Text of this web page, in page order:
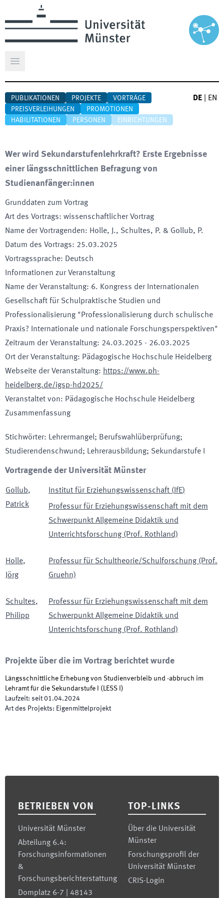
Hauptmenü öffnen
PUBLIKATIONEN PROJEKTE
VORTRÄGE
PREISVERLEIHUNGEN
PROMOTIONEN
HABILITATIONEN
PERSONEN EINRICHTUNGEN
DE EN
Wer wird Sekundarstufenlehrkraft? Erste Ergebnisse
einer längsschnittlichen Befragung von
Studienanfänger:innen
Grunddaten zum Vortrag
Art des Vortrags: wissenschaftlicher Vortrag
Name der Vortragenden: Holle, J., Schultes, P. & Gollub, P.
Datum des Vortrags: 25.03.2025
Vortragssprache: Deutsch
Informationen zur Veranstaltung
Name der Veranstaltung: 6. Kongress der Internationalen
Gesellschaft für Schulpraktische Studien und
Professionalisierung "Professionalisierung durch schulische
Praxis? Internationale und nationale Forschungsperspektiven"
Zeitraum der Veranstaltung: 24.03.2025 - 26.03.2025
Ort der Veranstaltung: Pädagogische Hochschule Heidelberg
Webseite der Veranstaltung: https://www.ph-
heidelberg.de/igsp-hd2025/
Veranstaltet von: Pädagogische Hochschule Heidelberg
Zusammenfassung
Stichwörter: Lehrermangel; Berufswahlüberprüfung;
Studierendenschwund; Lehrerausbildung; Sekundarstufe I
Vortragende der Universität Münster
Gollub,
Patrick
Institut für Erziehungswissenschaft ( IfE)
Professur für Erziehungswissenschaft mit dem
Schwerpunkt Allgemeine Didaktik und
Unterrichtsforschung (Prof. Rothland)
Holle,
Jörg
Professur für Schultheorie/Schulforschung (Prof.
Gruehn)
Schultes,
Philipp
Professur für Erziehungswissenschaft mit dem
Schwerpunkt Allgemeine Didaktik und
Unterrichtsforschung (Prof. Rothland)
Projekte über die im Vortrag berichtet wurde
Längsschnittliche Erhebung von Studienverbleib und -abbruch im
Lehramt für die Sekundarstufe I
( LESS I )
Laufzeit: seit 01.04.2024
Art des Projekts: Eigenmittelprojekt
BETRIEBEN VON
Universität Münster
Abteilung 6.4:
Forschungsinformationen
&
Forschungsberichterstattung
Domplatz 6-7 | 48143
TOP-LINKS
Über die Universität
Münster
Forschungsprofil der
Universität Münster
CRIS-Login